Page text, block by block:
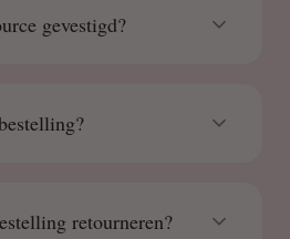
gevestigd?
retourneren?